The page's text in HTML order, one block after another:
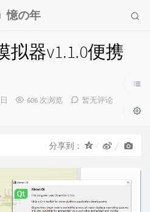
憶の年
拟器v1.1.0便携
606 次浏览
暂无评论
分享到：